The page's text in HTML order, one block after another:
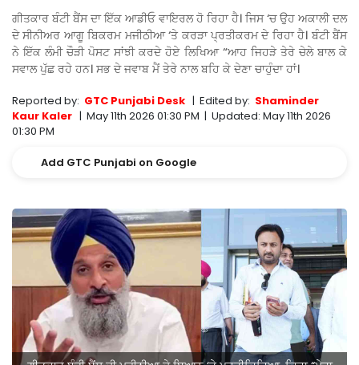
ਗੀਤਕਾਰ ਬੰਟੀ ਬੈਂਸ ਦਾ ਇੱਕ ਆਡੀਓ ਵਾਇਰਲ ਹੋ ਰਿਹਾ ਹੈ। ਜਿਸ ‘ਚ ਉਹ ਅਕਾਲੀ ਦਲ
ਦੇ ਸੀਨੀਅਰ ਆਗੂ ਬਿਕਰਮ ਮਜੀਠੀਆ ‘ਤੇ ਕਰੜਾ ਪ੍ਰਤੀਕਰਮ ਦੇ ਰਿਹਾ ਹੈ। ਬੰਟੀ ਬੈਂਸ
ਨੇ ਇੱਕ ਲੰਮੀ ਚੌੜੀ ਪੋਸਟ ਸਾਂਝੀ ਕਰਦੇ ਹੋਏ ਲਿਖਿਆ “ਆਹ ਜਿਹੜੇ ਤੇਰੇ ਚੇਲੇ ਬਾਲ ਕੇ
ਸਵਾਲ ਪੁੱਛ ਰਹੇ ਹਨ। ਸਭ ਦੇ ਜਵਾਬ ਮੈਂ ਤੇਰੇ ਨਾਲ ਬਹਿ ਕੇ ਦੇਣਾ ਚਾਹੁੰਦਾ ਹਾਂ।
Reported by: GTC Punjabi Desk | Edited by: Shaminder
Kaur Kaler | May 11th 2026 01:30 PM | Updated: May 11th 2026
01:30 PM
Add GTC Punjabi on Google